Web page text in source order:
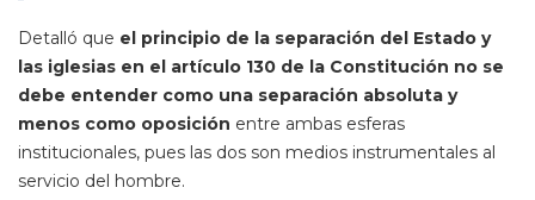
Detalló que el principio de la separación del Estado y
las iglesias en el artículo 130 de la Constitución no se
debe entender como una separación absoluta y
menos como oposición entre ambas esferas
institucionales, pues las dos son medios instrumentales al
servicio del hombre.